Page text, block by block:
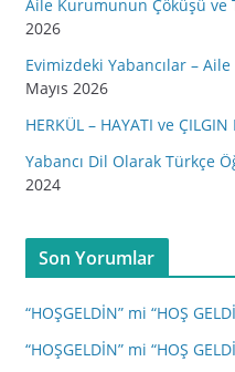
Aile Kurumunun Çöküşü ve
2026
Evimizdeki Yabancılar –
Mayıs 2026
HERKÜL – HAYATI ve ÇILGIN
Yabancı Dil Olarak Türkçe
2024
Son Yorumlar
“HOŞGELDİN” mi “HOŞ
“HOŞGELDİN” mi “HOŞ